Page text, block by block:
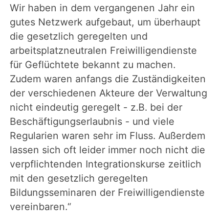
Wir haben in dem vergangenen Jahr ein
gutes Netzwerk aufgebaut, um überhaupt
die gesetzlich geregelten und
arbeitsplatzneutralen Freiwilligendienste
für Geflüchtete bekannt zu machen.
Zudem waren anfangs die Zuständigkeiten
der verschiedenen Akteure der Verwaltung
nicht eindeutig geregelt - z.B. bei der
Beschäftigungserlaubnis - und viele
Regularien waren sehr im Fluss. Außerdem
lassen sich oft leider immer noch nicht die
verpflichtenden Integrationskurse zeitlich
mit den gesetzlich geregelten
Bildungsseminaren der Freiwilligendienste
vereinbaren.“